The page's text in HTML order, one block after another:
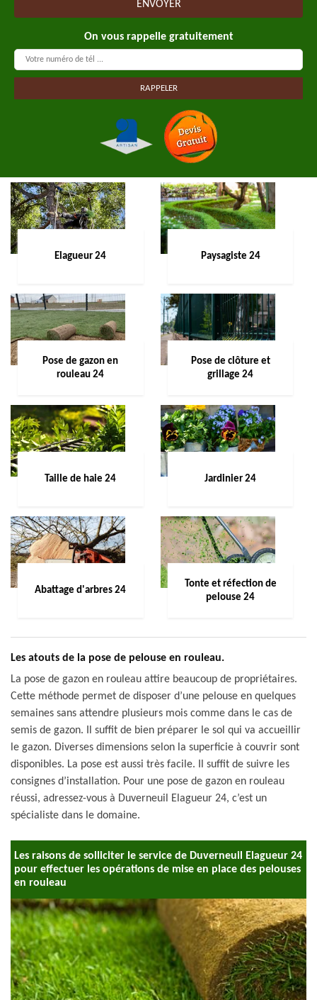
On vous rappelle gratuitement
Elagueur 24 Paysagiste 24
Pose de gazon en
rouleau 24
Pose de clôture et
grillage 24
Taille de haie 24 Jardinier 24
Abattage d'arbres 24
Tonte et réfection de
pelouse 24
Les atouts de la pose de pelouse en rouleau.
La pose de gazon en rouleau attire beaucoup de propriétaires.
Cette méthode permet de disposer d’une pelouse en quelques
semaines sans attendre plusieurs mois comme dans le cas de
semis de gazon. Il suffit de bien préparer le sol qui va accueillir
le gazon. Diverses dimensions selon la superficie à couvrir sont
disponibles. La pose est aussi très facile. Il suffit de suivre les
consignes d’installation. Pour une pose de gazon en rouleau
réussi, adressez-vous à Duverneuil Elagueur 24, c’est un
spécialiste dans le domaine.
Les raisons de solliciter le service de Duverneuil Elagueur 24
pour effectuer les opérations de mise en place des pelouses
en rouleau